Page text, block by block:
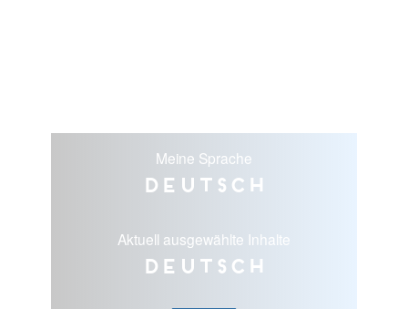
Meine Sprache
Deutsch
Aktuell ausgewählte Inhalte
Deutsch